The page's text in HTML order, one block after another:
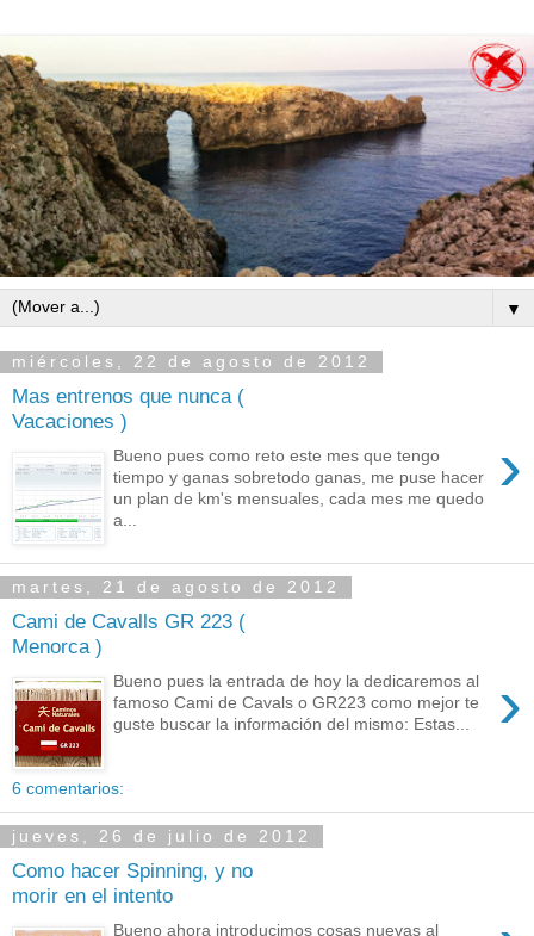
▼
miércoles, 22 de agosto de 2012
Mas entrenos que nunca (
Vacaciones )
›
Bueno pues como reto este mes que tengo
tiempo y ganas sobretodo ganas, me puse hacer
un plan de km's mensuales, cada mes me quedo
a...
martes, 21 de agosto de 2012
Cami de Cavalls GR 223 (
Menorca )
›
Bueno pues la entrada de hoy la dedicaremos al
famoso Cami de Cavals o GR223 como mejor te
guste buscar la información del mismo: Estas...
6 comentarios:
jueves, 26 de julio de 2012
Como hacer Spinning, y no
morir en el intento
Bueno ahora introducimos cosas nuevas al